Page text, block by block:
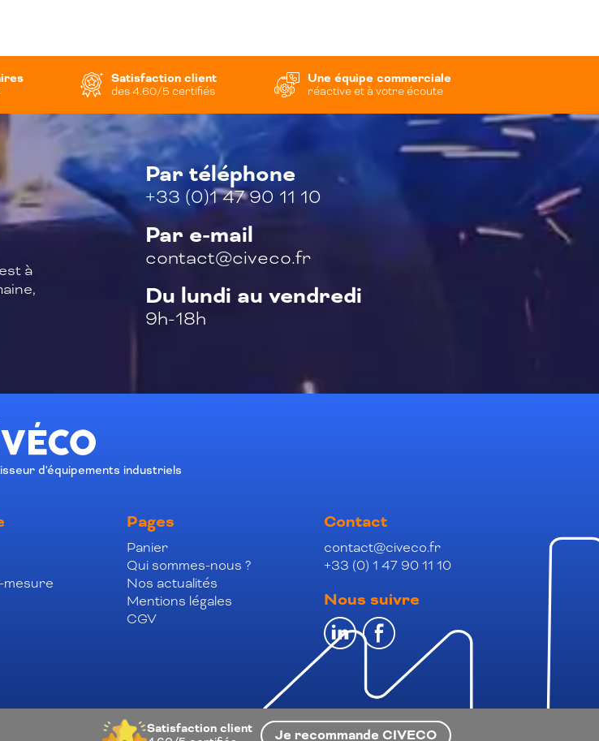
Satisfaction client
des 4.60/5 certifiés
Une équipe commerciale
réactive et à votre écoute
à
Par téléphone
+33 (0)1 47 90 11 10
Par e-mail
contact@civeco.fr
Du lundi au vendredi
9h-18h
d'équipements industriels
Pages
Panier
Qui sommes-nous ?
Nos actualités
Mentions légales
CGV
Contact
contact@civeco.fr
+33 (0) 1 47 90 11 10
Nous suivre
Satisfaction client Je recommande CIVECO